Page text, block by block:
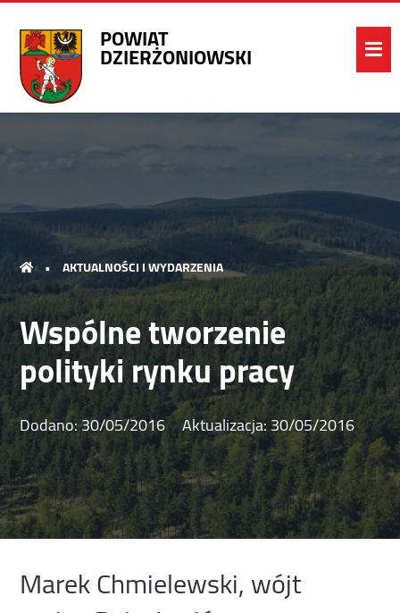
POWIAT
DZIERŻONIOWSKI
• AKTUALNOŚCI I WYDARZENIA
Wspólne tworzenie
polityki rynku pracy
Dodano:30/05/2016 Aktualizacja:30/05/2016
Marek Chmielewski, wójt